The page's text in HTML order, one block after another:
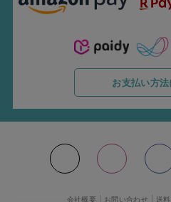
お支払い方
会社概要 お問い合わせ 送